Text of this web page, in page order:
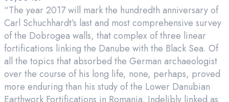
“The year 2017 will mark the hundredth anniversary of
Carl Schuchhardt’s last and most comprehensive survey
of the Dobrogea walls, that complex of three linear
fortifications linking the Danube with the Black Sea. Of
all the topics that absorbed the German archaeologist
over the course of his long life, none, perhaps, proved
more enduring than his study of the Lower Danubian